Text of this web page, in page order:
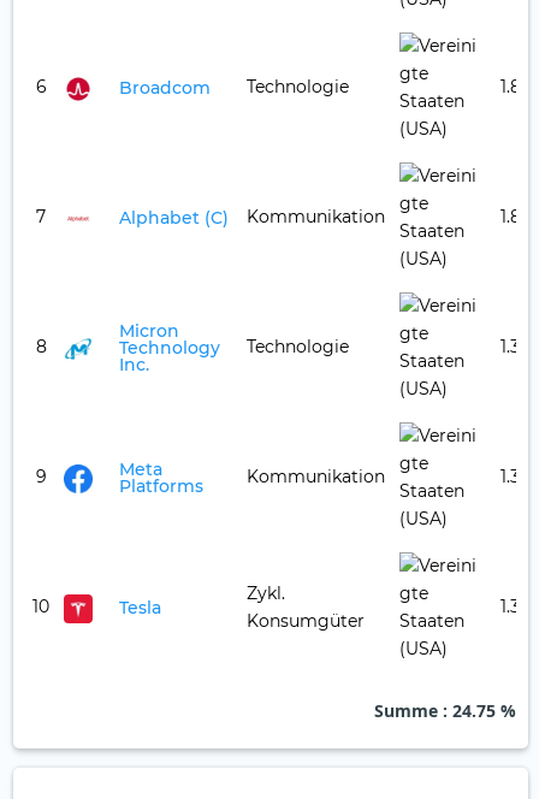
6 Broadcom Technologie 1.87
7 Alphabet (C) Kommunikation 1.80
8
Micron
Technology
Inc.
Technologie 1.39
9 Meta
Platforms Kommunikation 1.32
10 Tesla
Zykl.
Konsumgüter
1.31
Summe : 24.75 %